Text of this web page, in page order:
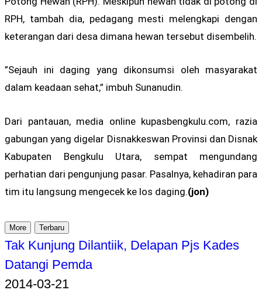
RPH, tambah dia, pedagang mesti melengkapi dengan
keterangan dari desa dimana hewan tersebut disembelih.
”Sejauh ini daging yang dikonsumsi oleh masyarakat
dalam keadaan sehat,” imbuh Sunanudin.
Dari pantauan, media online kupasbengkulu.com, razia
gabungan yang digelar Disnakkeswan Provinsi dan Disnak
Kabupaten Bengkulu Utara, sempat mengundang
perhatian dari pengunjung pasar. Pasalnya, kehadiran para
tim itu langsung mengecek ke los daging.(jon)
More Terbaru
Tak Kunjung Dilantiik, Delapan Pjs Kades
Datangi Pemda
2014-03-21